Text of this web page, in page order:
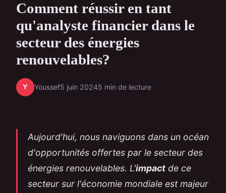
Comment réussir en tant
qu'analyste financier dans le
secteur des énergies
renouvelables?
Y Youssef5 juin 20245 min de lecture
Aujourd'hui, nous naviguons dans un océan
d'opportunités offertes par le secteur des
énergies renouvelables. L'impact de ce
secteur sur l'économie mondiale est majeur